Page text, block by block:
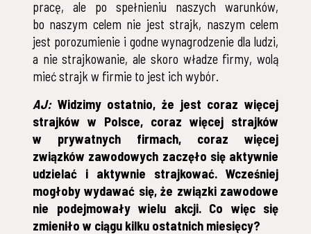
pracę, ale po spełnieniu naszych warunków,
bo naszym celem nie jest strajk, naszym celem
jest porozumienie i godne wynagrodzenie dla ludzi,
a nie strajkowanie, ale skoro władze firmy, wolą
mieć strajk w firmie to jest ich wybór.
AJ:Widzimy ostatnio, że jest coraz więcej
strajków w Polsce, coraz więcej strajków
w prywatnych firmach, coraz więcej
związków zawodowych zaczęło się aktywnie
udzielać i aktywnie strajkować. Wcześniej
mogłoby wydawać się, że związki zawodowe
nie podejmowały wielu akcji. Co więc się
zmieniło w ciągu kilku ostatnich miesięcy?